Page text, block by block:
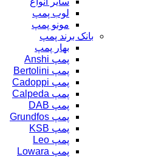
لوب پمپ
مونو پمپ
بانک برند پمپ
بهار پمپ
پمپ Anshi
پمپ Bertolini
پمپ Cadoppi
پمپ Calpeda
پمپ DAB
پمپ Grundfos
پمپ KSB
پمپ Leo
پمپ Lowara